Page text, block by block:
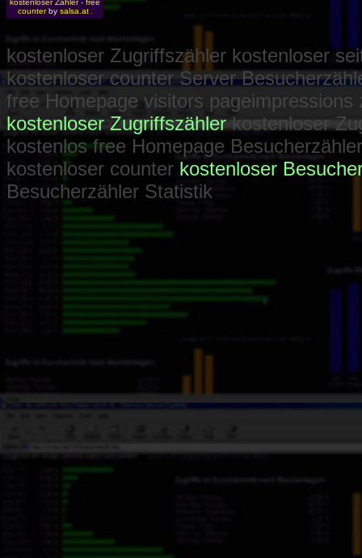
kostenloser Zähler - free
counterby salsa.at
kostenloser Zugriffszähler kostenloser
kostenloser counter Server
free Homepage visitors
kostenloser Zugriffszählerkostenloser
kostenlos free Homepage
kostenloser counter kostenloser
Besucherzähler Statistik